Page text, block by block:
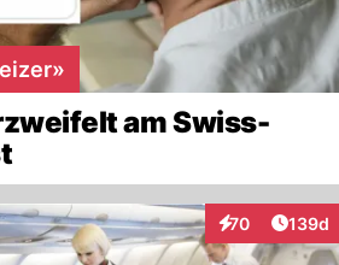
am Swiss-
70
Interaktionen
139d